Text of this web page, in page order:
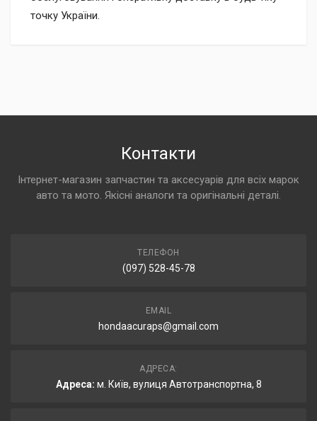
точку України.
Контакти
Інтернет-магазин запчастин та аксесуарів для всіх марок
авто та мото. Якісні аналоги та оригінальні деталі.
ТЕЛЕФОН
(097) 528-45-78
EMAIL
hondaacuraps@gmail.com
АДРЕСА:
Адреса: м. Київ, вулиця Автотранспортна, 8